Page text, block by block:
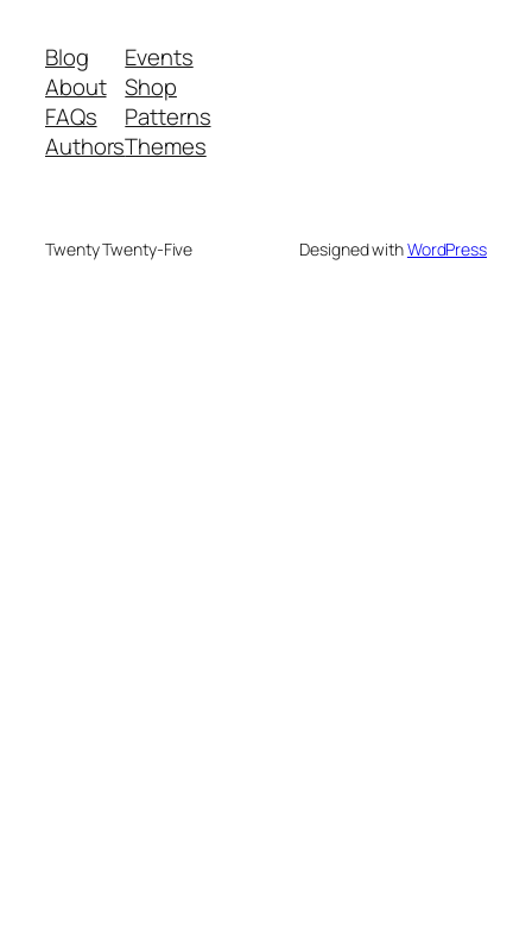
Blog
About
FAQs
Authors
Events
Shop
Patterns
Themes
Twenty Twenty-Five Designed withWordPress